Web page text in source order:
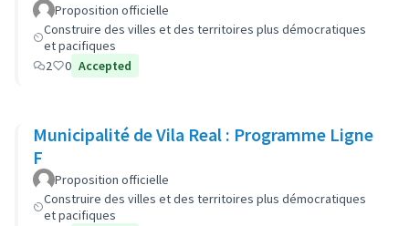
Proposition officielle
Construire des villes et des territoires plus démocratiques
et pacifiques
2
0 Accepted
Municipalité de Vila Real : Programme Ligne
F
Proposition officielle
Construire des villes et des territoires plus démocratiques
et pacifiques